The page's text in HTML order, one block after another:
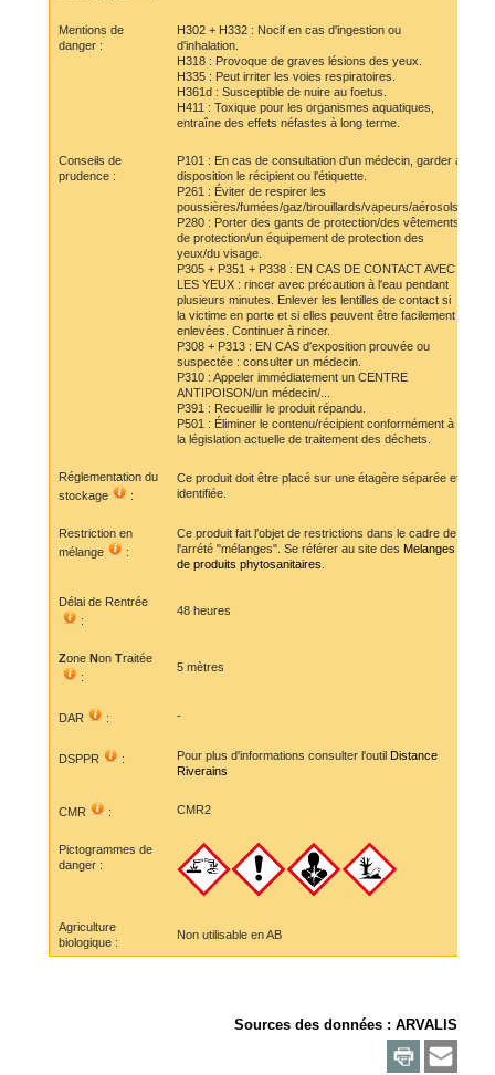
Mentions de
danger :
H302 + H332 : Nocif en cas d'ingestion ou
d'inhalation.
H318 : Provoque de graves lésions des yeux.
H335 : Peut irriter les voies respiratoires.
H361d : Susceptible de nuire au foetus.
H411 : Toxique pour les organismes aquatiques,
entraîne des effets néfastes à long terme.
Conseils de
prudence :
P101 : En cas de consultation d'un médecin, garder à
disposition le récipient ou l'étiquette.
P261 : Éviter de respirer les
poussières/fumées/gaz/brouillards/vapeurs/aérosols.
P280 : Porter des gants de protection/des vêtements
de protection/un équipement de protection des
yeux/du visage.
P305 + P351 + P338 : EN CAS DE CONTACT AVEC
LES YEUX : rincer avec précaution à l'eau pendant
plusieurs minutes. Enlever les lentilles de contact si
la victime en porte et si elles peuvent être facilement
enlevées. Continuer à rincer.
P308 + P313 : EN CAS d'exposition prouvée ou
suspectée : consulter un médecin.
P310 : Appeler immédiatement un CENTRE
ANTIPOISON/un médecin/...
P391 : Recueillir le produit répandu.
P501 : Éliminer le contenu/récipient conformément à
la législation actuelle de traitement des déchets.
Réglementation du
stockage
:
Ce produit doit être placé sur une étagère séparée et
identifiée.
Restriction en
mélange
:
Ce produit fait l'objet de restrictions dans le cadre de
l'arrété "mélanges". Se référer au site des Melanges
de produits phytosanitaires
Délai de Rentrée
:
48 heures
Zone Non Traitée
:
5 mètres
DAR : -
DSPPR : Pour plus d'informations consulter l'outil Distance
Riverains
CMR : CMR2
Pictogrammes de
danger :
Agriculture
biologique :
Non utilisable en AB
Sources des données :ARVALIS